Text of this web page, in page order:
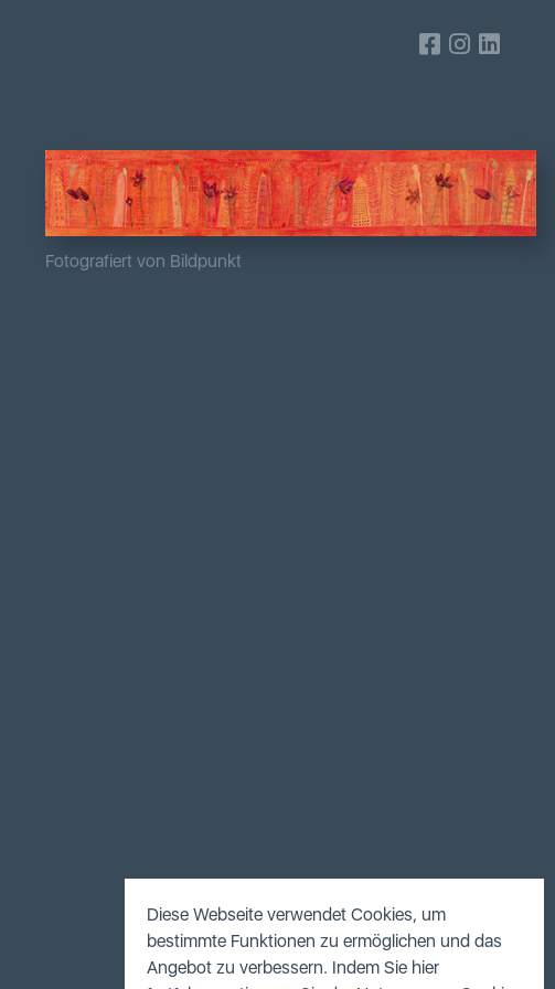
Fotografiert von Bildpunkt
Diese Webseite verwendet Cookies, um
bestimmte Funktionen zu ermöglichen und das
Angebot zu verbessern. Indem Sie hier